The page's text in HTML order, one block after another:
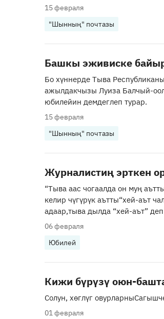
15 февраля
"Шынның" почтазы
Башкы эживиске
Бо хүннерде Тыва
ажылдакчызы Луиза Балчый-
юбилейин демдеглеп турар.
15 февраля
"Шынның" почтазы
Журналистиң эрткен
“Тыва аас чогаалда он муң
келир чүгүрүк аътты“хей-аът
адаар,тыва дылда “хей-аът”
06 февраля
Юбилей
Солун, хөглүг
01 февраля